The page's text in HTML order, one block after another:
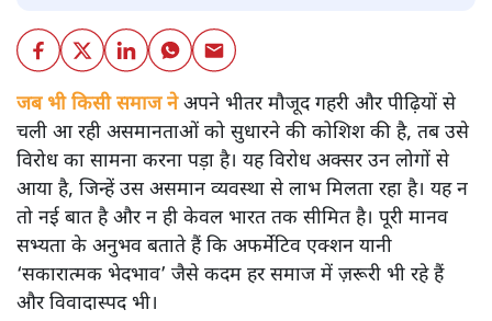
जब भी किसी समाज नेअपने भीतर मौजूद गहरी और पीढ़ियों से
चली आ रही असमानताओं को सुधारने की कोशिश की है, तब उसे
विरोध का सामना करना पड़ा है। यह विरोध अक्सर उन लोगों से
आया है, जिन्हें उस असमान व्यवस्था से लाभ मिलता रहा है। यह न
तो नई बात है और न ही केवल भारत तक सीमित है। पूरी मानव
सभ्यता के अनुभव बताते हैं कि अफर्मेटिव एक्शन यानी
‘सकारात्मक भेदभाव’ जैसे कदम हर समाज में ज़रूरी भी रहे हैं
और विवादास्पद भी।